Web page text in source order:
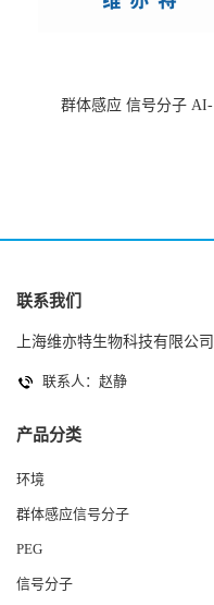
群体感应 信号分子 AI-
联系我们
上海维亦特生物科技有限公司
联系人：赵静
产品分类
环境
群体感应信号分子
PEG
信号分子